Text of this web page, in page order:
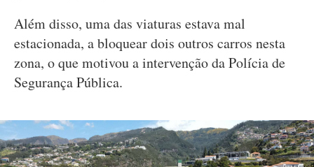
Além disso, uma das viaturas estava mal
estacionada, a bloquear dois outros carros nesta
zona, o que motivou a intervenção da Polícia de
Segurança Pública.